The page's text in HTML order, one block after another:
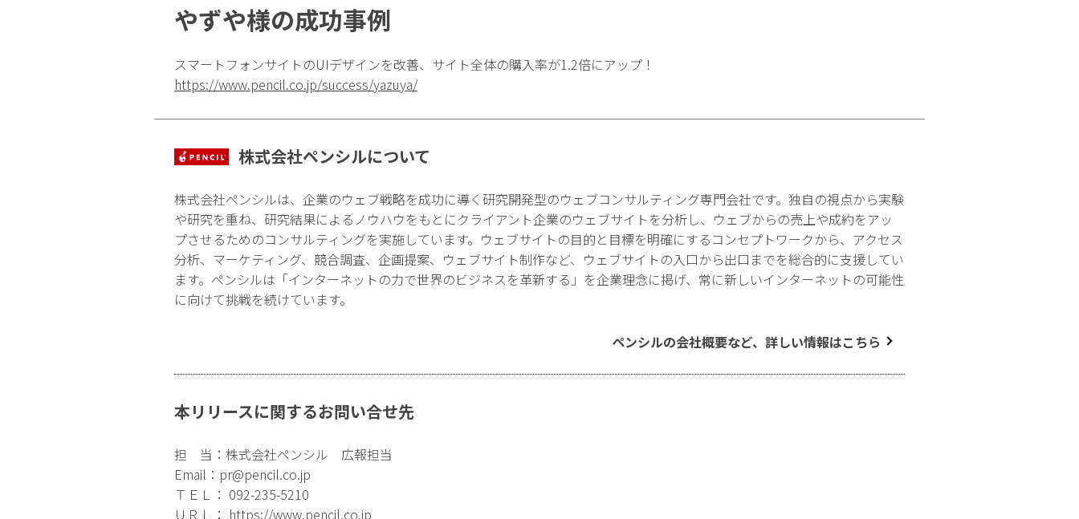
やずや様の成功事例
スマートフォンサイトのUIデザインを改善、サイト全体の購入率が1.2倍にアップ！
https://www.pencil.co.jp/success/yazuya/
株式会社ペンシルについて
株式会社ペンシルは、企業のウェブ戦略を成功に導く研究開発型のウェブコンサルティング専門会社です。独自の視点から実験
や研究を重ね、研究結果によるノウハウをもとにクライアント企業のウェブサイトを分析し、ウェブからの売上や成約をアッ
プさせるためのコンサルティングを実施しています。ウェブサイトの目的と目標を明確にするコンセプトワークから、アクセス
分析、マーケティング、競合調査、企画提案、ウェブサイト制作など、ウェブサイトの入口から出口までを総合的に支援してい
ます。ペンシルは「インターネットの力で世界のビジネスを革新する」を企業理念に掲げ、常に新しいインターネットの可能性
に向けて挑戦を続けています。
ペンシルの会社概要など、詳しい情報はこちら
本リリースに関するお問い合せ先
担 当：株式会社ペンシル 広報担当
Email： pr@pencil.co.jp
ＴＥＬ： 092-235-5210
ＵＲＬ： https://www.pencil.co.jp